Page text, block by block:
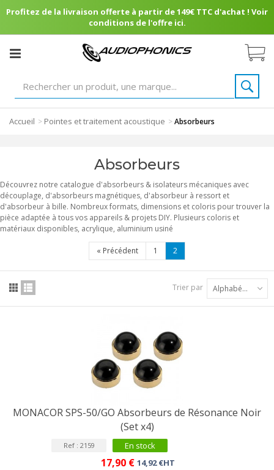
Profitez de la livraison offerte à partir de 149€ TTC d'achat ! Voir
conditions de l'offre ici.
Accueil > Pointes et traitement acoustique >Absorbeurs
Absorbeurs
Découvrez notre catalogue d'absorbeurs & isolateurs mécaniques avec
découplage, d'absorbeurs magnétiques, d'absorbeur à ressort et
d'absorbeur à bille. Nombreux formats, dimensions et coloris pour trouver la
pièce adaptée à tous vos appareils & projets DIY. Plusieurs coloris et
matériaux disponibles, acrylique, aluminium usiné
« Précédent 1 2
Trier par Alphabétique : A à Z
MONACOR SPS-50/GO Absorbeurs de Résonance Noir
(Set x4)
Ref : 2159 En stock
17,90 € 14,92 €HT